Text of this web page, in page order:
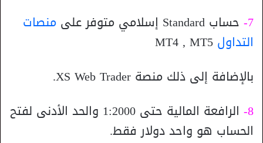
7- حساب Standard إسلامي متوفر على
منصات
التداول
بالإضافة إلى ذلك منصة XS Web Trader.
8-
الرافعة المالية حتى 1:2000 والحد الأدنى لفتح
الحساب هو واحد دولار فقط.